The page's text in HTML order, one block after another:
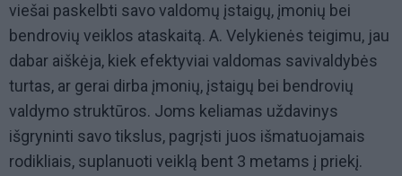
viešai paskelbti savo valdomų įstaigų, įmonių bei
bendrovių veiklos ataskaitą. A. Velykienės teigimu, jau
dabar aiškėja, kiek efektyviai valdomas savivaldybės
turtas, ar gerai dirba įmonių, įstaigų bei bendrovių
valdymo struktūros. Joms keliamas uždavinys
išgryninti savo tikslus, pagrįsti juos išmatuojamais
rodikliais, suplanuoti veiklą bent 3 metams į priekį.